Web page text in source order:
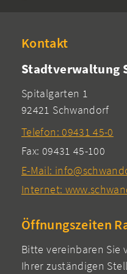
Kontakt
Stadtverwaltung
Spitalgarten 1
92421 Schwandorf
Telefon: 09431 45-0
Fax: 09431 45-100
E-Mail:
Internet:
Öffnungszeiten
Bitte vereinbaren Sie
Ihrer zuständigen